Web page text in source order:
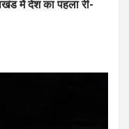
में देश का पहला री-